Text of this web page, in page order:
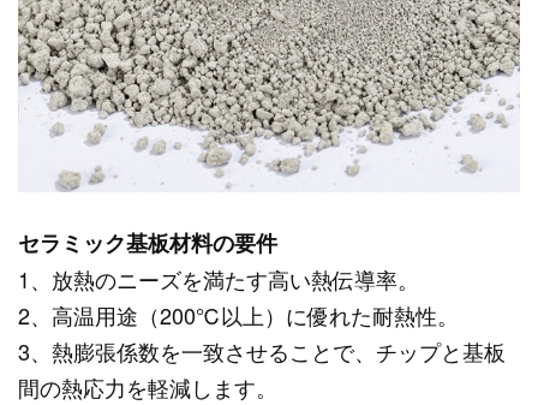
セラミック基板材料の要件
1、放熱のニーズを満たす高い熱伝導率。
2、高温用途（200℃以上）に優れた耐熱性。
3、熱膨張係数を一致させることで、チップと基板
間の熱応力を軽減します。